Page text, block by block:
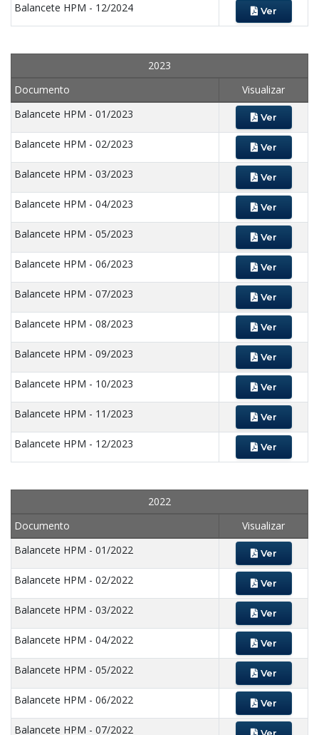
Balancete HPM - 12/2024 Ver
2023
Documento
Visualizar
Balancete HPM - 01/2023
Ver
Balancete HPM - 02/2023 Ver
Balancete HPM - 03/2023 Ver
Balancete HPM - 04/2023 Ver
Balancete HPM - 05/2023 Ver
Balancete HPM - 06/2023 Ver
Balancete HPM - 07/2023 Ver
Balancete HPM - 08/2023 Ver
Balancete HPM - 09/2023 Ver
Balancete HPM - 10/2023 Ver
Balancete HPM - 11/2023 Ver
Balancete HPM - 12/2023 Ver
2022
Documento
Visualizar
Balancete HPM - 01/2022
Ver
Balancete HPM - 02/2022 Ver
Balancete HPM - 03/2022 Ver
Balancete HPM - 04/2022 Ver
Balancete HPM - 05/2022 Ver
Balancete HPM - 06/2022 Ver
Balancete HPM - 07/2022